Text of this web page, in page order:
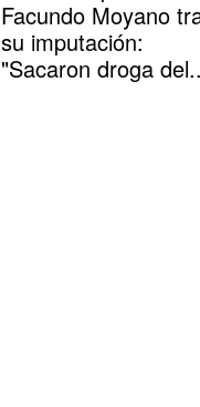
Facundo Moyano
su imputación:
"Sacaron droga